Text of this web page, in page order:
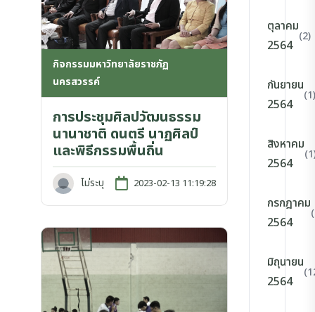
กิจกรรมมหาวิทยาลัยราชภัฏ
นครสวรรค์
การประชุมศิลปวัฒนธรรม
นานาชาติ ดนตรี นาฏศิลป์
และพิธีกรรมพื้นถิ่น
ไม่ระบุ 2023-02-13 11:19:28
ตุลาคม
2564
(2)
กันยายน
2564
(1)
สิงหาคม
2564
กรกฎาคม
2564
มิถุนายน
2564